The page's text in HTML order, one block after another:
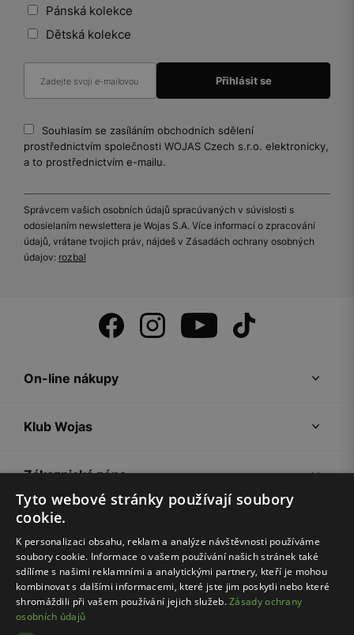
Pánská kolekce
Dětská kolekce
Souhlasím se zasíláním obchodních sdělení
prostřednictvím společnosti WOJAS Czech s.r.o. elektronicky,
a to prostřednictvím e-mailu.
Správcem vašich osobních údajů spracúvaných v súvislosti s
odosielaním newslettera je Wojas S.A. Více informací o zpracování
údajů, vrátane tvojich práv, nájdeš v Zásadách ochrany osobných
údajov: rozbal
On-line nákupy
Klub Wojas
Zákaznická zóna
Společnost Wojas
Rady
Tyto webové stránky používají soubory
cookie.
K personalizaci obsahu, reklam a analýze návštěvnosti používáme
soubory cookie. Informace o vašem používání našich stránek také
sdílíme s našimi reklamními a analytickými partnery, kteří je mohou
kombinovat s dalšími informacemi, které jste jim poskytli nebo které
shromáždili při vašem používání jejich služeb.Zásady ochrany
osobních údajů